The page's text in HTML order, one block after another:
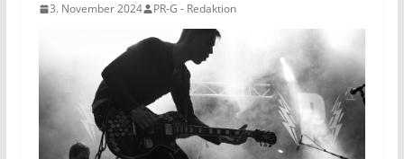
3. November 2024 PR-G - Redaktion